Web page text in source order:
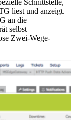
Schnittstelle,
liest und anzeigt.
an die
selbst
Zwei-Wege-